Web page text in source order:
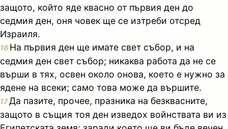
защото, който яде квасно от първия ден до
седмия ден, оня човек ще се изтреби отсред
Израиля.
16 На първия ден ще имате свет събор, и на
седмия ден свет събор; никаква работа да не се
върши в тях, освен около онова, което е нужно за
ядене на всеки; само това може да вършите.
17Да пазите, прочее, празника на безквасните,
защото в същия тоя ден изведох войнствата ви из